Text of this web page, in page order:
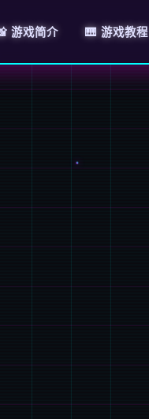
游戏简介 🎹 游戏教程